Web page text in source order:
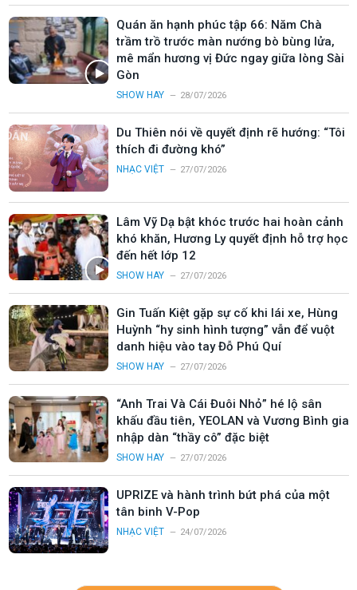
Quán ăn hạnh phúc tập 66: Năm Chà
trầm trồ trước màn nướng bò bùng lửa,
mê mẩn hương vị Đức ngay giữa lòng Sài
Gòn
SHOW HAY 28/07/2026
Du Thiên nói về quyết định rẽ hướng: “Tôi
thích đi đường khó”
NHẠC VIỆT 27/07/2026
Lâm Vỹ Dạ bật khóc trước hai hoàn cảnh
khó khăn, Hương Ly quyết định hỗ trợ học
đến hết lớp 12
SHOW HAY 27/07/2026
Gin Tuấn Kiệt gặp sự cố khi lái xe, Hùng
Huỳnh “hy sinh hình tượng” vẫn để vuột
danh hiệu vào tay Đỗ Phú Quí
SHOW HAY 27/07/2026
“Anh Trai Và Cái Đuôi Nhỏ” hé lộ sân
khấu đầu tiên, YEOLAN và Vương Bình gia
nhập dàn “thầy cô” đặc biệt
SHOW HAY 27/07/2026
UPRIZE và hành trình bứt phá của một
tân binh V-Pop
NHẠC VIỆT 24/07/2026